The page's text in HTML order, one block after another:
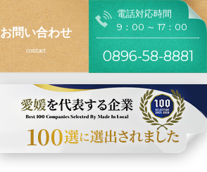
お問い合わせ
電話対応時間
9：00 ～ 17：00
0896-58-8881